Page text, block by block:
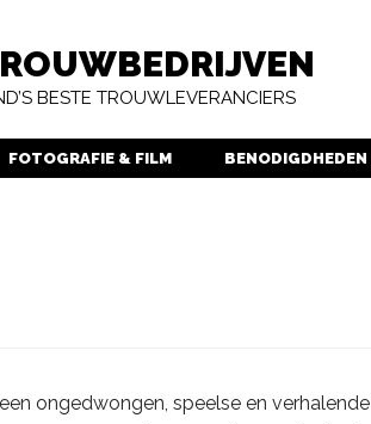
BESTE TROUWLEVERANCIERS
FOTOGRAFIE & FILM BENODIGDHEDEN
ongedwongen, speelse en verhalende